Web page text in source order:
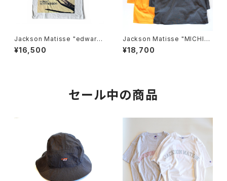
Jackson Matisse "edward
SCISSORHANDS Face Te
e"
¥16,500
Jackson Matisse "MICHIG
AN STATE FOOTBALL Tee"
¥18,700
セール中の商品